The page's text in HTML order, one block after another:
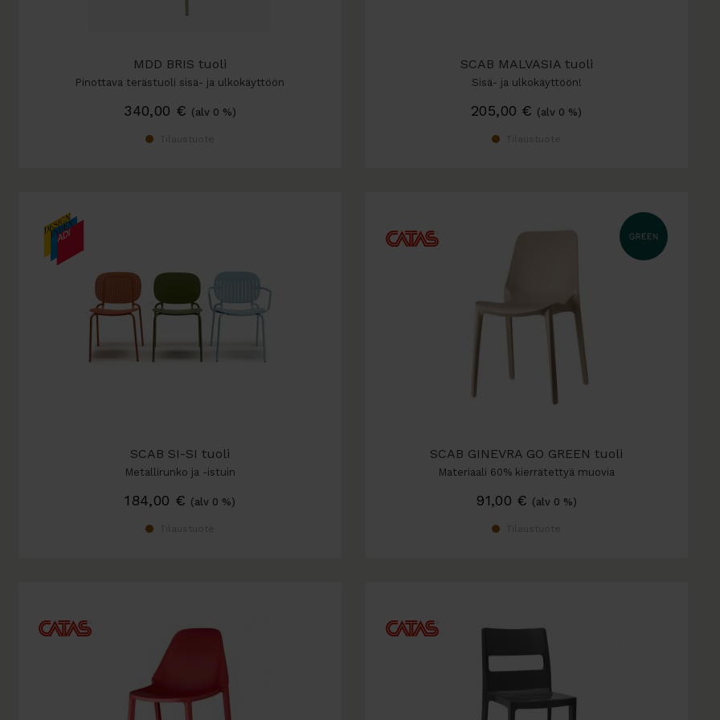
MDD BRIS tuoli
Pinottava terästuoli sisä- ja ulkokäyttöön
340,00 € (alv 0 %)
SCAB MALVASIA tuoli
Sisä- ja ulkokäyttöön!
205,00 € (alv 0 %)
SCAB SI-SI tuoli
Metallirunko ja -istuin
184,00 € (alv 0 %)
SCAB GINEVRA GO GREEN tuoli
Materiaali 60% kierrätettyä muovia
91,00 € (alv 0 %)